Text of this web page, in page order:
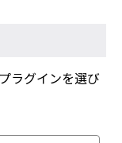
ラグインを選び